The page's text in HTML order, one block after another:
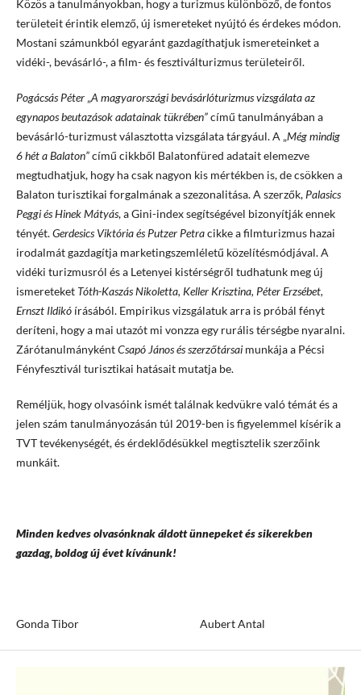
Közös a tanulmányokban, hogy a turizmus különböző, de fontos
területeit érintik elemző, új ismereteket nyújtó és érdekes módon.
Mostani számunkból egyaránt gazdagíthatjuk ismereteinket a
vidéki-, bevásárló-, a film- és fesztiválturizmus területeiről.
Pogácsás Péter„A magyarországi bevásárlóturizmus vizsgálata az
egynapos beutazások adatainak tükrében”című tanulmányában a
bevásárló-turizmust választotta vizsgálata tárgyául. A „Még mindig
6 hét a Balaton”című cikkből Balatonfüred adatait elemezve
megtudhatjuk, hogy ha csak nagyon kis mértékben is, de csökken a
Balaton turisztikai forgalmának a szezonalitása. A szerzők, Palasics
Peggi és Hinek Mátyás, a Gini-index segítségével bizonyítják ennek
tényét.Gerdesics Viktória és Putzer Petracikke a filmturizmus hazai
irodalmát gazdagítja marketingszemléletű közelítésmódjával. A
vidéki turizmusról és a Letenyei kistérségről tudhatunk meg új
ismereteket Tóth-Kaszás Nikoletta, Keller Krisztina, Péter Erzsébet,
Ernszt Ildikóírásából. Empirikus vizsgálatuk arra is próbál fényt
deríteni, hogy a mai utazót mi vonzza egy rurális térségbe nyaralni.
ZárótanulmánykéntCsapó János és szerzőtársaimunkája a Pécsi
Fényfesztivál turisztikai hatásait mutatja be.
Reméljük, hogy olvasóink ismét találnak kedvükre való témát és a
jelen szám tanulmányozásán túl 2019-ben is figyelemmel kísérik a
TVT tevékenységét, és érdeklődésükkel megtisztelik szerzőink
munkáit.
Minden kedves olvasónknak áldott ünnepeket és sikerekben
gazdag, boldog új évet kívánunk!
Gonda Tibor Aubert Antal